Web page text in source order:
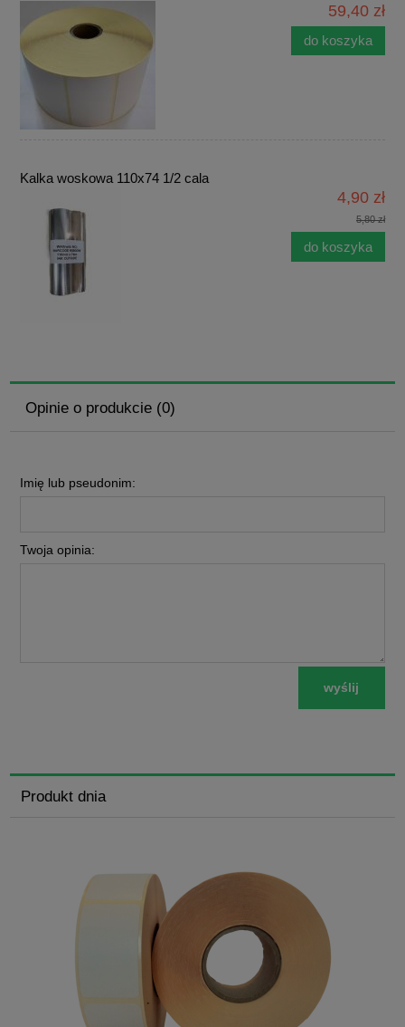
59,40 zł
do koszyka
Kalka woskowa 110x74 1/2 cala
4,90 zł
5,80 zł
do koszyka
Opinie o produkcie (0)
Imię lub pseudonim:
Twoja opinia:
wyślij
Produkt dnia